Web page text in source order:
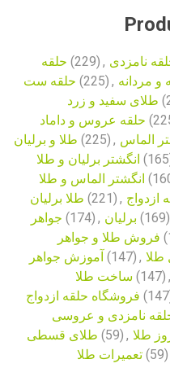
حلقه (229) , نامزدی
حلقه ست (225) , و مردانه
طلای سفید و زرد
حلقه عروس و داماد
طلا و برلیان (225) , الماس
انگشتر برلیان و طلا
انگشتر الماس و طلا
طلا برلیان (221) , ازدواج
جواهر (174) , برلیان (169)
فروش طلا و جواهر
آموزش جواهر (147) , طلا
ساخت طلا (147) ,
فروشگاه حلقه ازدواج
نامزدی و عروسی
طلای قسطی (59) , طلا
تعمیرات طلا (59)